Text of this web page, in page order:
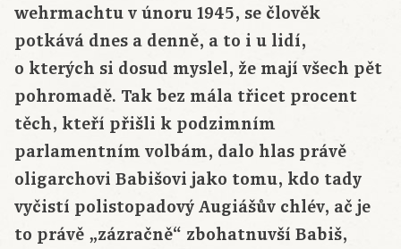
wehrmachtu v únoru 1945, se člověk
potkává dnes a denně, a to i u lidí,
o kterých si dosud myslel, že mají všech pět
pohromadě. Tak bez mála třicet procent
těch, kteří přišli k podzimním
parlamentním volbám, dalo hlas právě
oligarchovi Babišovi jako tomu, kdo tady
vyčistí polistopadový Augiášův chlév, ač je
to právě „zázračně“ zbohatnuvší Babiš,